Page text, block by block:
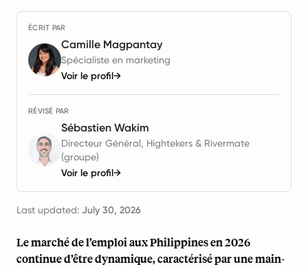
ÉCRIT PAR
Camille Magpantay
Spécialiste en marketing
Voir le profil→
RÉVISÉ PAR
Sébastien Wakim
Directeur Général, Hightekers & Rivermate
(groupe)
Voir le profil→
Last updated: July 30, 2026
Le marché de l’emploi aux Philippines en 2026
continue d’être dynamique, caractérisé par une main-